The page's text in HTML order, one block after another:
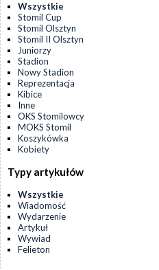
Wszystkie
Stomil Cup
Stomil Olsztyn
Stomil II Olsztyn
Juniorzy
Stadion
Nowy Stadion
Reprezentacja
Kibice
Inne
OKS Stomilowcy
MOKS Stomil
Koszykówka
Kobiety
Typy artykułów
Wszystkie
Wiadomość
Wydarzenie
Artykuł
Wywiad
Felieton